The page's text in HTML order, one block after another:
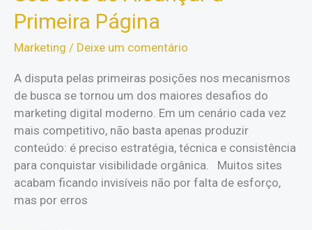
Primeira Página
Marketing / Deixe um comentário
A disputa pelas primeiras posições nos mecanismos
de busca se tornou um dos maiores desafios do
marketing digital moderno. Em um cenário cada vez
mais competitivo, não basta apenas produzir
conteúdo: é preciso estratégia, técnica e consistência
para conquistar visibilidade orgânica. Muitos sites
acabam ficando invisíveis não por falta de esforço,
mas por erros